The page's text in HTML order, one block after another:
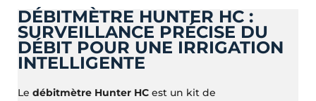
DÉBITMÈTRE HUNTER HC :
SURVEILLANCE PRÉCISE DU
DÉBIT POUR UNE IRRIGATION
INTELLIGENTE
Ledébitmètre Hunter HC est un kit de